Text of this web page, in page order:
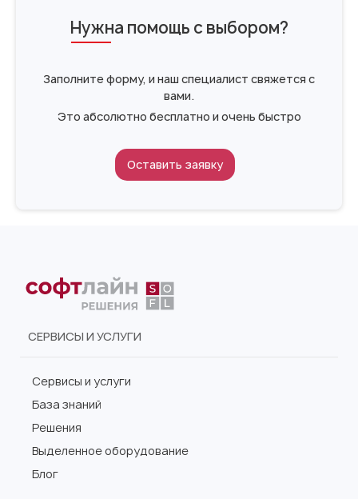
формате 24/7.
Нужна помощь с выбором?
Заполните форму, и наш специалист свяжется с
вами.
Это абсолютно бесплатно и очень быстро
Оставить заявку
СЕРВИСЫ И УСЛУГИ
Сервисы и услуги
База знаний
Решения
Выделенное оборудование
Блог